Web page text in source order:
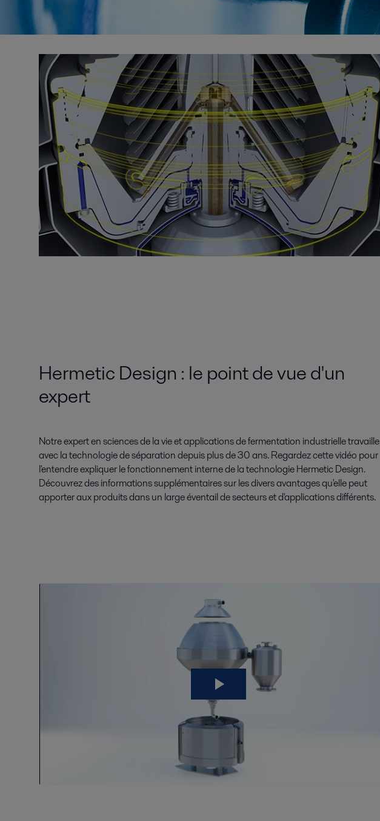
Hermetic Design : le point de vue d'un
expert
Notre expert en sciences de la vie et applications de fermentation industrielle travaille
avec la technologie de séparation depuis plus de 30 ans. Regardez cette vidéo pour
l'entendre expliquer le fonctionnement interne de la technologie Hermetic Design.
Découvrez des informations supplémentaires sur les divers avantages qu'elle peut
apporter aux produits dans un large éventail de secteurs et d'applications différents.